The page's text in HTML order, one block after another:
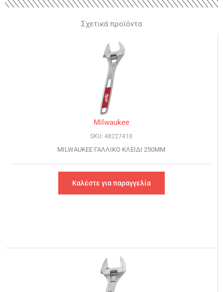
Σχετικά προϊόντα
Milwaukee
SKU: 48227410
MILWAUKEE ΓΑΛΛΙΚΟ ΚΛΕΙΔΙ 250MM
Καλέστε για παραγγελία